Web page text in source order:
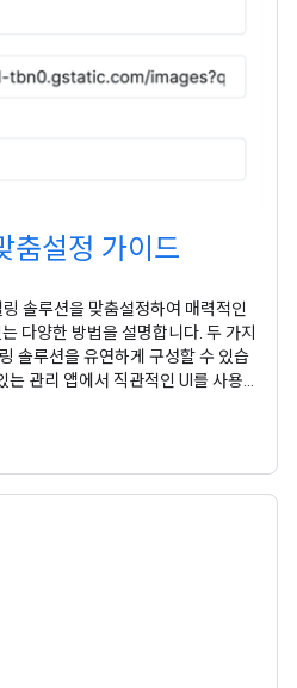
춤설정 가이드
솔루션을 맞춤설정하여 매력적인
다양한 방법을 설명합니다. 두 가지
솔루션을 유연하게 구성할 수 있습
는 관리 앱에서 직관적인 UI를 사용
속성을 수정할 수 있습니다. 둘째,
터의